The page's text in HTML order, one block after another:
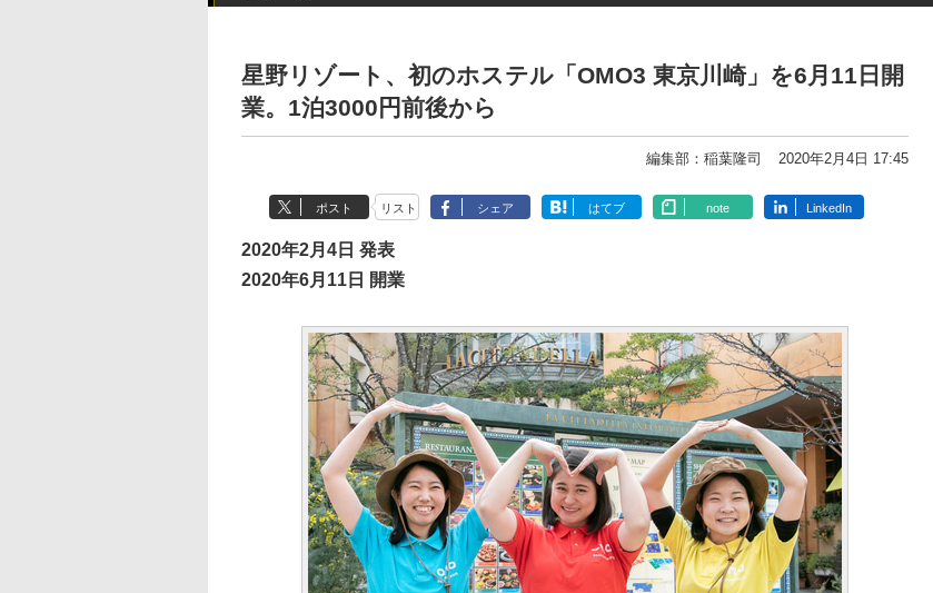
星野リゾート、初のホステル「OMO3 東京川崎」を6月11日開
業。1泊3000円前後から
編集部：稲葉隆司 2020年2月4日 17:45
ポスト リスト シェア はてブ note LinkedIn
2020年2月4日 発表
2020年6月11日 開業